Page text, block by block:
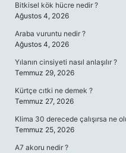
Bitkisel kök hücre nedir ?
Ağustos 4, 2026
Araba vuruntu nedir ?
Ağustos 4, 2026
Yılanın cinsiyeti nasıl anlaşılır ?
Temmuz 29, 2026
Kürtçe cıtki ne demek ?
Temmuz 27, 2026
Klima 30 derecede çalışırsa ne
Temmuz 25, 2026
A7 akoru nedir ?